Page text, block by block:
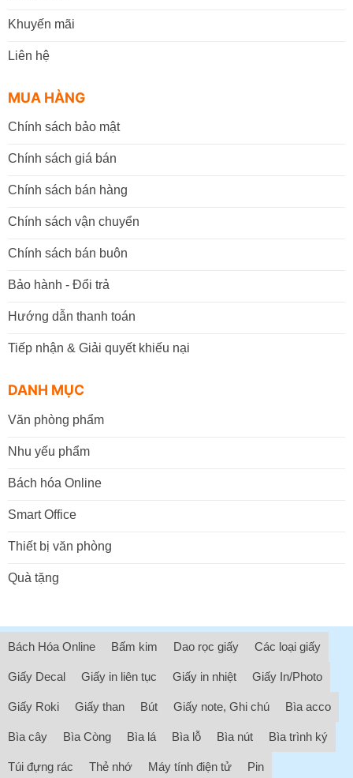
Khuyến mãi
Liên hệ
MUA HÀNG
Chính sách bảo mật
Chính sách giá bán
Chính sách bán hàng
Chính sách vận chuyển
Chính sách bán buôn
Bảo hành - Đổi trả
Hướng dẫn thanh toán
Tiếp nhận & Giải quyết khiếu nại
DANH MỤC
Văn phòng phẩm
Nhu yếu phẩm
Bách hóa Online
Smart Office
Thiết bị văn phòng
Quà tặng
Bách Hóa Online Bấm kim Dao rọc giấy Các loại giấy
Giấy Decal Giấy in liên tục Giấy in nhiệt Giấy In/Photo
Giấy Roki Giấy than Bút Giấy note, Ghi chú Bìa acco
Bìa cây Bìa Còng Bìa lá Bìa lỗ Bìa nút Bìa trình ký
Túi đựng rác Thẻ nhớ Máy tính điện tử Pin